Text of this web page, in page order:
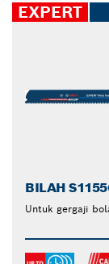
EXPERT
BILAH
Untuk gergaji